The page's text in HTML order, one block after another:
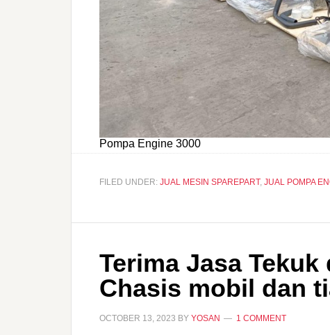
Pompa Engine 3000
FILED UNDER: JUAL MESIN SPAREPART, JUAL POMPA
Terima Jasa
Chasis mobil dan
OCTOBER 13, 2023 BY YOSAN 1 COMMENT